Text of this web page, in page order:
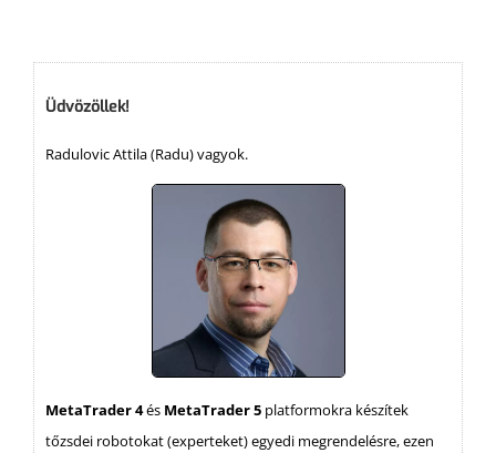
Üdvözöllek!
Radulovic Attila (Radu) vagyok.
MetaTrader 4és MetaTrader 5 platformokra készítek
tőzsdei robotokat (experteket) egyedi megrendelésre, ezen